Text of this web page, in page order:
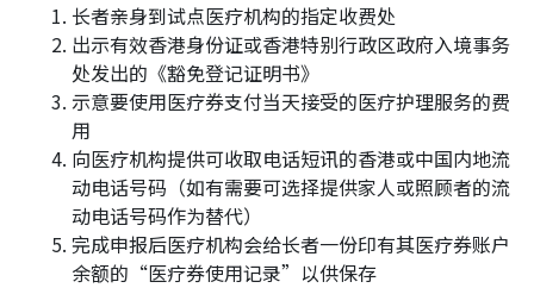
长者亲身到试点医疗机构的指定收费处
出示有效香港身份证或香港特别行政区政府入境事务
处发出的《豁免登记证明书》
示意要使用医疗券支付当天接受的医疗护理服务的费
用
向医疗机构提供可收取电话短讯的香港或中国内地流
动电话号码（如有需要可选择提供家人或照顾者的流
动电话号码作为替代）
完成申报后医疗机构会给长者一份印有其医疗券账户
余额的“医疗券使用记录”以供保存